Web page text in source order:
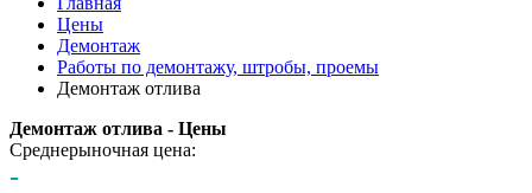
Цены
Демонтаж
Работы по демонтажу, штробы, проемы
Демонтаж отлива
Демонтаж отлива - Цены
Среднерыночная цена:
-